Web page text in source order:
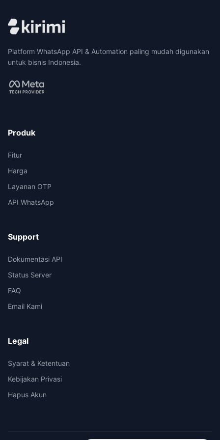
Platform WhatsApp API & Automation paling mudah digunakan
untuk bisnis Indonesia.
Produk
Fitur
Harga
Layanan OTP
API WhatsApp
Support
Dokumentasi API
Status Server
FAQ
Email Kami
Legal
Syarat & Ketentuan
Kebijakan Privasi
Hapus Akun